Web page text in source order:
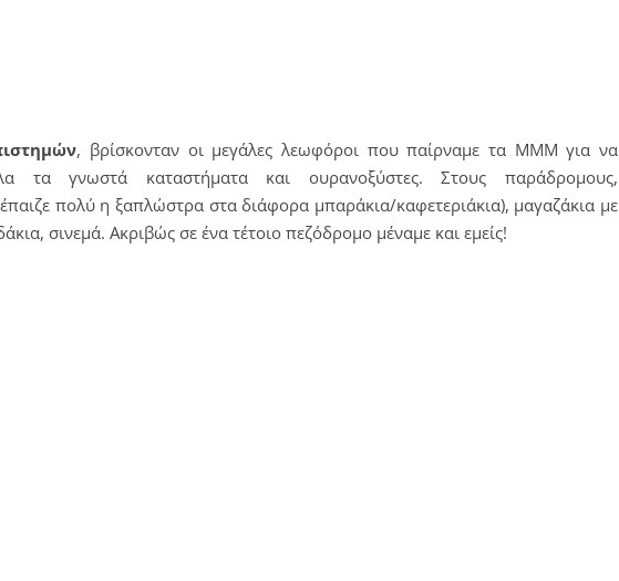
, βρίσκονταν οι μεγάλες λεωφόροι που παίρναμε τα ΜΜΜ για να
τα γνωστά καταστήματα και ουρανοξύστες. Στους παράδρομους,
πολύ η ξαπλώστρα στα διάφορα μπαράκια/καφετεριάκια), μαγαζάκια με
σινεμά. Ακριβώς σε ένα τέτοιο πεζόδρομο μέναμε και εμείς!